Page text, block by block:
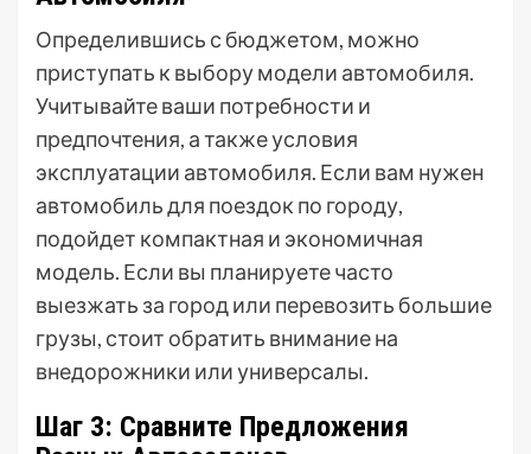
Определившись с бюджетом, можно
приступать к выбору модели автомобиля.
Учитывайте ваши потребности и
предпочтения, а также условия
эксплуатации автомобиля. Если вам нужен
автомобиль для поездок по городу,
подойдет компактная и экономичная
модель. Если вы планируете часто
выезжать за город или перевозить большие
грузы, стоит обратить внимание на
внедорожники или универсалы.
Шаг 3: Сравните Предложения